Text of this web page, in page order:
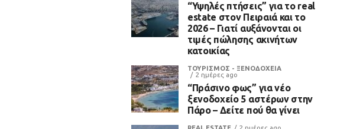
“Υψηλές πτήσεις” για το real
estate στον Πειραιά και το
2026 – Γιατί αυξάνονται οι
τιμές πώλησης ακινήτων
κατοικίας
ΤΟΥΡΙΣΜΟΣ - ΞΕΝΟΔΟΧΕΙΑ
2 ημέρες ago
“Πράσινο φως” για νέο
ξενοδοχείο 5 αστέρων στην
Πάρο – Δείτε πού θα γίνει